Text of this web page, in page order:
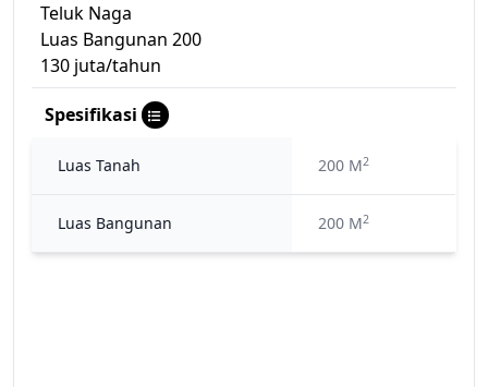
Teluk Naga
Luas Bangunan 200
130 juta/tahun
Spesifikasi
Luas Tanah 200 M2
Luas Bangunan 200 M2